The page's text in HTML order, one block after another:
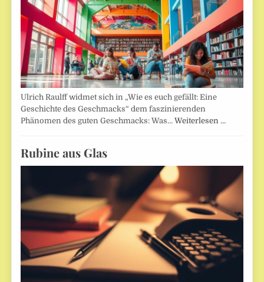
Ulrich Raulff widmet sich in „Wie es euch gefällt: Eine
Geschichte des Geschmacks“ dem faszinierenden
Phänomen des guten Geschmacks: Was…Weiterlesen …
Rubine aus Glas